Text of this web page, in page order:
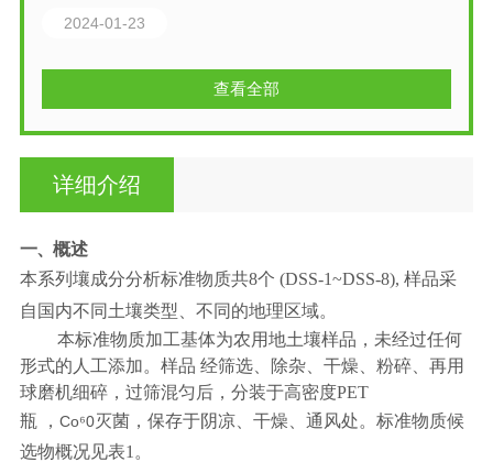
2024-01-23
查看全部
详细介绍
一、 概述
本系列壤成分分析标准物质共8个 (DSS-1~DSS-8), 样品采
自国内不同 土壤类型、不同的地理区域。
本标准物质加工基体为农用地土壤样品，未经过任何
形式的人工添加。样品 经筛选、除杂、干燥、粉碎、再用
球磨机细碎，过筛混匀后，分装于高密度PET
瓶 ， Co⁶0灭菌，保存于阴凉、干燥、 通风处。标准物质候
选物概况见表1。